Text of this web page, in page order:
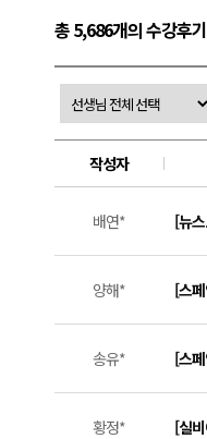
총 5,686개의 수강후기
작성자
배연* [뉴
양해* [스
송유* [스
황정* [실